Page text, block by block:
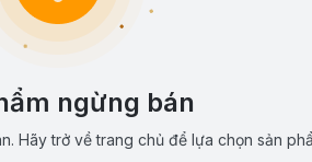
ngừng bán
Hãy trở về trang chủ để lựa chọn sản